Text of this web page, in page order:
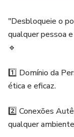
"Desbloqueie o
qualquer pessoa
🔹
1️⃣ Domínio da
ética e eficaz.
2️⃣ Conexões
qualquer